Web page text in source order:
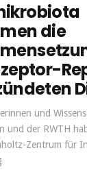
die
und
und der RWTH
Zentrum für